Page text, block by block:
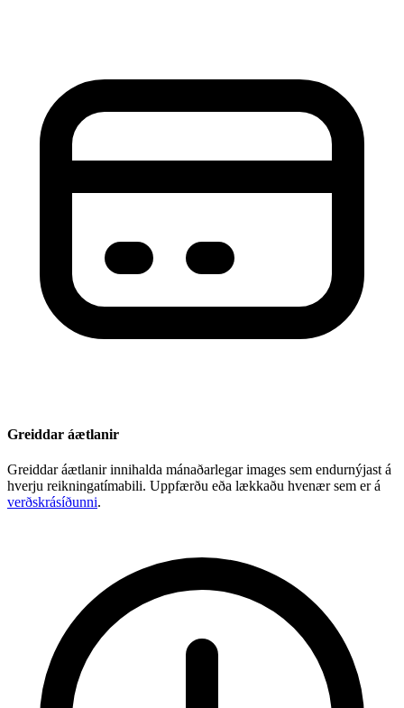
Greiddar áætlanir
Greiddar áætlanir innihalda mánaðarlegar images sem endurnýjast á
hverju reikningatímabili. Uppfærðu eða lækkaðu hvenær sem er á
verðskrásíðunni.